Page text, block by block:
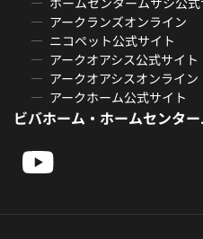
アークランズオンライン
ニコペット公式サイト
アークオアシス公式サイト
アークオアシスオンライン
アークホーム公式サイト
ビバホーム・ホームセンタ